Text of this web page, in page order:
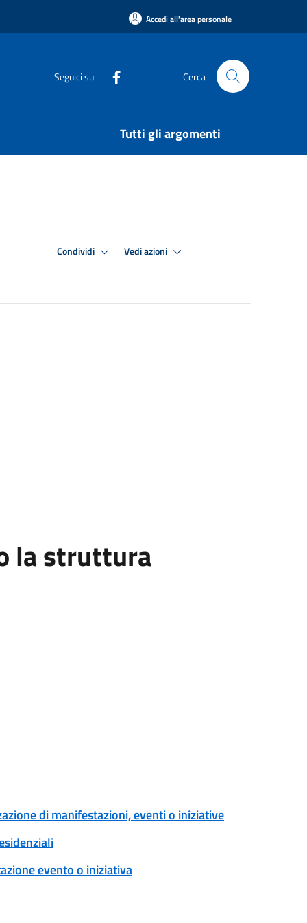
Accedi all'area personale
Seguici su Cerca
Tutti gli argomenti
Condividi Vedi azioni
la struttura
di manifestazioni, eventi o iniziative
evento o iniziativa